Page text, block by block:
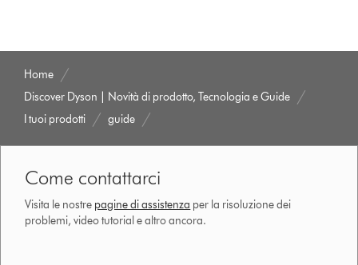
Home
Discover Dyson | Novità di prodotto, Tecnologia e Guide
I tuoi prodotti
guide
Come contattarci
Visita le nostre pagine di assistenza per la risoluzione dei
problemi, video tutorial e altro ancora.